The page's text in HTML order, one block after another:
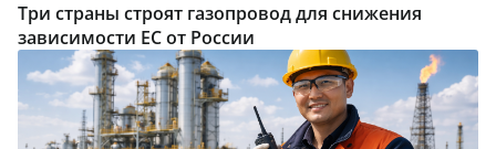
Три страны строят газопровод для снижения
зависимости ЕС от России